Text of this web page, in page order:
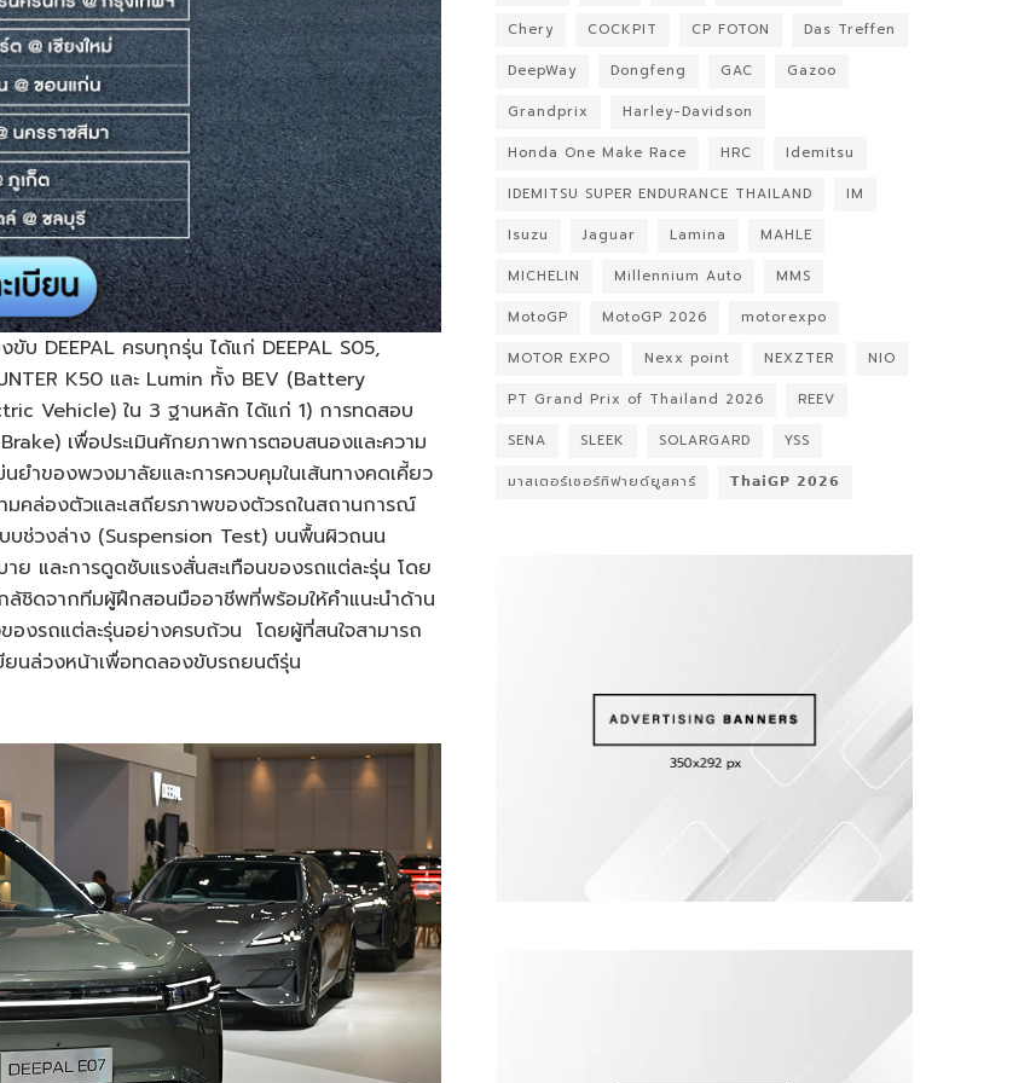
บ DEEPAL ครบทุกรุ่น ได้แก่ DEEPAL S05,
K50 และ Lumin ทั้ง BEV (Battery
Vehicle) ใน 3 ฐานหลัก ได้แก่ 1) การทดสอบ
เพื่อประเมินศักยภาพการตอบสนองและความ
ำของพวงมาลัยและการควบคุมในเส้นทางคดเคี้ยว
คล่องตัวและเสถียรภาพของตัวรถในสถานการณ์
บช่วงล่าง (Suspension Test) บนพื้นผิวถนน
และการดูดซับแรงสั่นสะเทือนของรถแต่ละรุ่น โดย
ชิดจากทีมผู้ฝึกสอนมืออาชีพที่พร้อมให้คำแนะนำด้าน
องรถแต่ละรุ่นอย่างครบถ้วน โดยผู้ที่สนใจสามารถ
บียนล่วงหน้าเพื่อทดลองขับรถยนต์รุ่น
Chery
COCKPIT CP FOTON
Das Treffen
DeepWay
Dongfeng GAC
Gazoo
Grandprix
Harley-Davidson
Honda One Make Race
HRC
Idemitsu
IDEMITSU SUPER ENDURANCE THAILAND
IM
Isuzu
Jaguar Lamina
MAHLE
MICHELIN
Millennium Auto
MMS
MotoGP
MotoGP 2026
motorexpo
MOTOR EXPO
Nexx point NEXZTER
NIO
PT Grand Prix of Thailand 2026
REEV
SENA
SLEEK SOLARGARD
YSS
มาสเตอร์เซอร์ทิฟายด์ยูสคาร์
𝗧𝗵𝗮𝗶𝗚𝗣 𝟮𝟬𝟮𝟲